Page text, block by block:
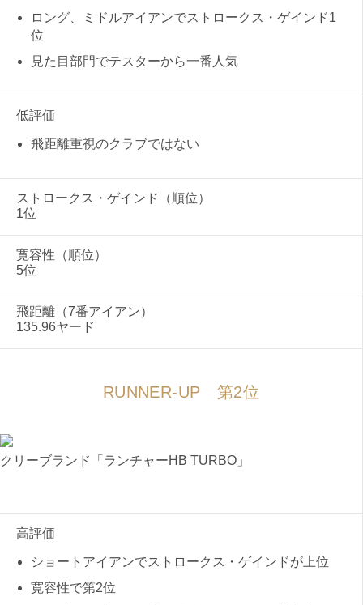
ロング、ミドルアイアンでストロークス・ゲインド1
位
見た目部門でテスターから一番人気
低評価
飛距離重視のクラブではない
ストロークス・ゲインド（順位）
1位
寛容性（順位）
5位
飛距離（7番アイアン）
135.96ヤード
RUNNER-UP 第2位
クリーブランド「ランチャーHB TURBO」
高評価
ショートアイアンでストロークス・ゲインドが上位
寛容性で第2位
HYBRIDS ハイブリッド
IRONS アイアン
WEDGES ウェッジ
Editor’s Picks 編集部のおすすめ
Our Mission
ABOUT US